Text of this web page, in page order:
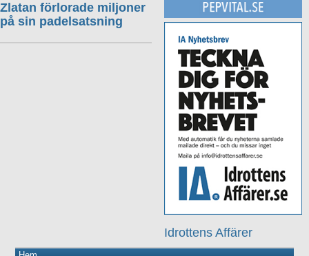
Idrottens Affärer
Zlatan förlorade miljoner
på sin padelsatsning